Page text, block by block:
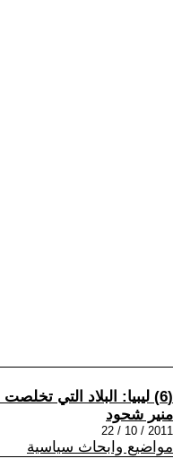
(6) ليبيا: البلاد التي تخلصت من كابوس
منير شحود
2011 / 10 / 22
مواضيع وابحاث سياسية